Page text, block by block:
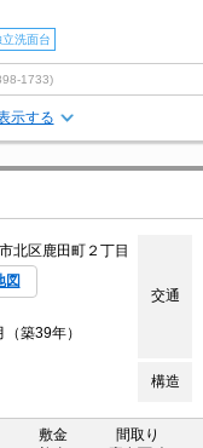
立洗面台
1733)
示する
北区鹿田町２丁目
図
交通
築39年）
構造
敷金
間取り